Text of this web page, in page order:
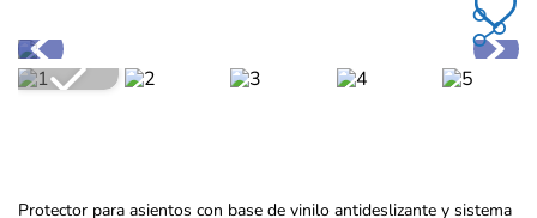
Protector para asientos con base de vinilo antideslizante y sistema